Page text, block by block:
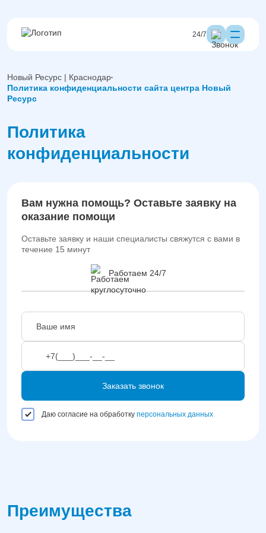
24/7
Новый Ресурс | Краснодар
Политика конфиденциальности сайта центра Новый
Ресурс
Политика
конфиденциальности
Вам нужна помощь? Оставьте заявку на
оказание помощи
Оставьте заявку и наши специалисты свяжутся с вами в
течение 15 минут
Работаем 24/7
Заказать звонок
Даю согласие на обработку персональных данных
Преимущества